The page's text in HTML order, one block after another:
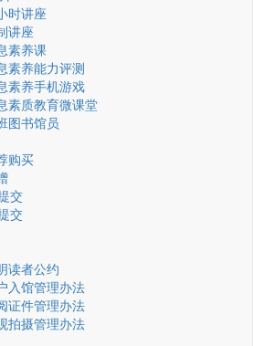
时讲座
讲座
素养课
素养能力评测
素养手机游戏
素质教育微课堂
图书馆员
购买
交
交
读者公约
入馆管理办法
证件管理办法
拍摄管理办法